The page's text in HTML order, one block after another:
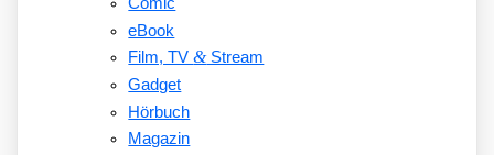
eBook
Film, TV&Stream
Gadget
Hörbuch
Magazin